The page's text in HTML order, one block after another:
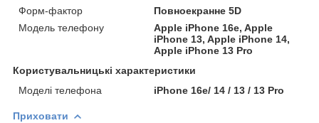
Форм-фактор
Повноекранне 5D
Модель телефону
Apple iPhone 16e, Apple
iPhone 13, Apple iPhone 14,
Apple iPhone 13 Pro
Користувальницькі характеристики
Моделі телефона
iPhone 16e/ 14 / 13 / 13 Pro
Приховати